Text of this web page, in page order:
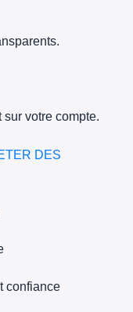
votre compte.
DES
confiance